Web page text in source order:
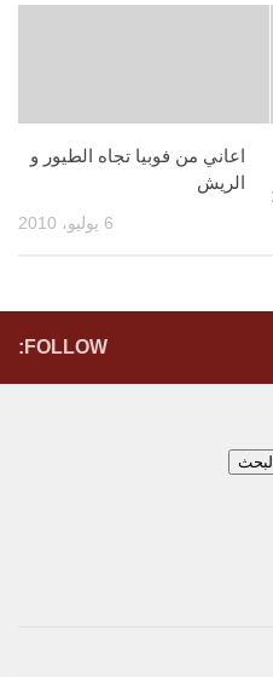
اعاني من فوبيا تجاه الطيور و
الريش
6 يوليو، 2010
FOLLOW:
البحث